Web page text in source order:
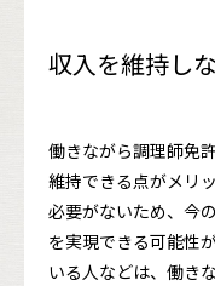
収入を維持し
働きながら調理師免
維持できる点がメリ
必要がないため、今
を実現できる可能性
いる人などは、働き